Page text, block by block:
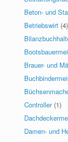
Beton- und
Betriebswirt (4)
Brauer- und
Controller (1)
Damen- und